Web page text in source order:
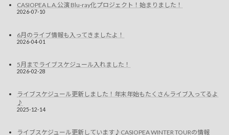
CASIOPEA L.A.公演 Blu-ray化プロジェクト！始まりました！
2026-07-10
6月のライブ情報も入ってきましたよ！
2026-04-01
5月までライブスケジュール入れました！
2026-02-28
ライブスケジュール更新しました！年末年始もたくさんライブ入ってるよ
♪
2025-12-14
ライブスケジュール更新しています♪CASIOPEA WINTER TOURの情報